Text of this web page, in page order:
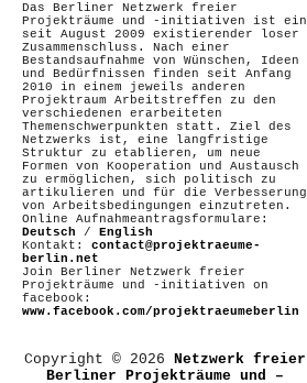
Das Berliner Netzwerk freier
Projekträume und -initiativen ist ein
seit August 2009 existierender loser
Zusammenschluss. Nach einer
Bestandsaufnahme von Wünschen, Ideen
und Bedürfnissen finden seit Anfang
2010 in einem jeweils anderen
Projektraum Arbeitstreffen zu den
verschiedenen erarbeiteten
Themenschwerpunkten statt. Ziel des
Netzwerks ist, eine langfristige
Struktur zu etablieren, um neue
Formen von Kooperation und Austausch
zu ermöglichen, sich politisch zu
artikulieren und für die Verbesserung
von Arbeitsbedingungen einzutreten.
Online Aufnahmeantragsformulare:
Deutsch / English
Kontakt: contact@projektraeume-
berlin.net
Join Berliner Netzwerk freier
Projekträume und -initiativen on
facebook:
www.facebook.com/projektraeumeberlin
Copyright © 2026 Netzwerk freier
Berliner Projekträume und –